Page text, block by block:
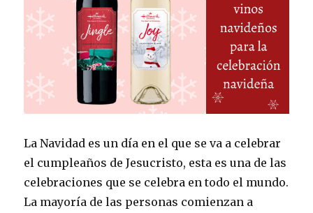
La Navidad es un día en el que se va a celebrar
el cumpleaños de Jesucristo, esta es una de las
celebraciones que se celebra en todo el mundo.
La mayoría de las personas comienzan a